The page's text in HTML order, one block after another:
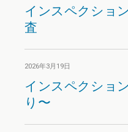
インスペクショ
査
2026年3月19日
インスペクショ
り〜